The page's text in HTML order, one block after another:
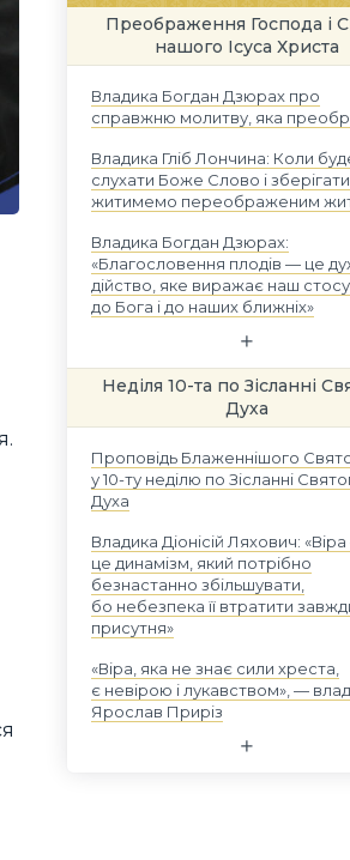
Преображення Господа і
нашого Ісуса Христа
Владика Богдан Дзюрах про
справжню молитву, яка
Владика Гліб Лончина: Коли
слухати Боже Слово і зберігати
житимемо переображеним
Владика Богдан Дзюрах:
«Благословення плодів — це
дійство, яке виражає наш
до Бога і до наших ближніх»
Неділя 10-та по Зісланні
Духа
Проповідь Блаженнішого
у 10-ту неділю по Зісланні
Духа
Владика Діонісій Ляхович:
це динамізм, який потрібно
безнастанно збільшувати,
бо небезпека її втратити
присутня»
«Віра, яка не знає сили хреста,
є невірою і лукавством», —
Ярослав Приріз